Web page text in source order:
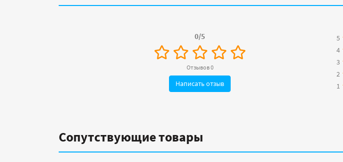
0/5
Отзывов 0
Написать отзыв
5
4
3
2
1
Сопутствующие товары